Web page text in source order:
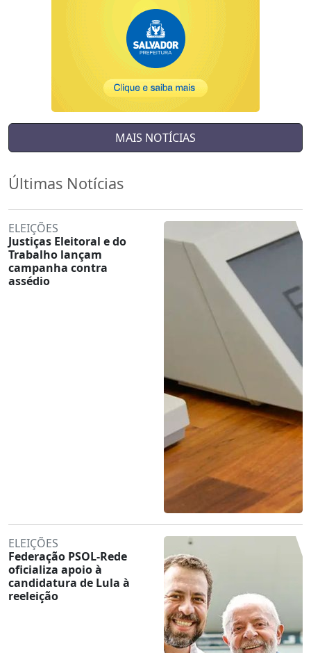
MAIS NOTÍCIAS
Últimas Notícias
ELEIÇÕES
Justiças Eleitoral e do
Trabalho lançam
campanha contra
assédio
ELEIÇÕES
Federação PSOL-Rede
oficializa apoio à
candidatura de Lula à
reeleição